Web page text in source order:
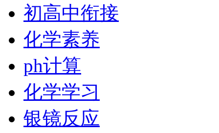
初高中衔接
化学素养
ph计算
化学学习
银镜反应